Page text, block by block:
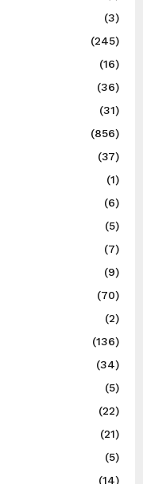
(3)
(245)
(16)
(36)
(31)
(856)
(37)
(1)
(6)
(5)
(7)
(9)
(70)
(2)
(136)
(34)
(5)
(22)
(21)
(5)
(14)